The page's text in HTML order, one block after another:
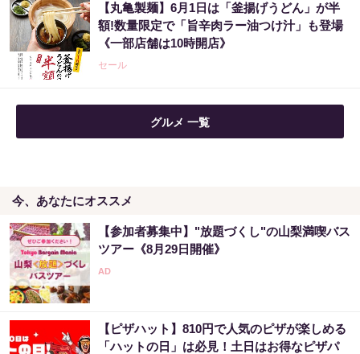
【丸亀製麺】6月1日は「釜揚げうどん」が半
額!数量限定で「旨辛肉ラー油つけ汁」も登場
《一部店舗は10時開店》
セール
グルメ 一覧
今、あなたにオススメ
【参加者募集中】"放題づくし"の山梨満喫バス
ツアー《8月29日開催》
【ピザハット】810円で人気のピザが楽しめる
「ハットの日」は必見！土日はお得なピザパ